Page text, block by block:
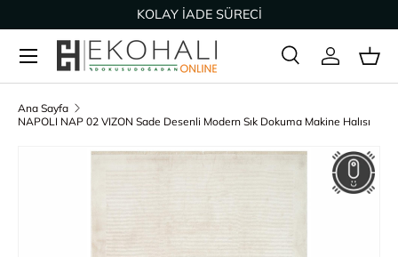
İçeriğe geç
KOLAY İADE SÜRECİ
Arama
Ürün türü
Ara Giriş Yap
Ana Sayfa
NAPOLI NAP 02 VIZON Sade Desenli Modern Sık Dokuma Makine Halısı